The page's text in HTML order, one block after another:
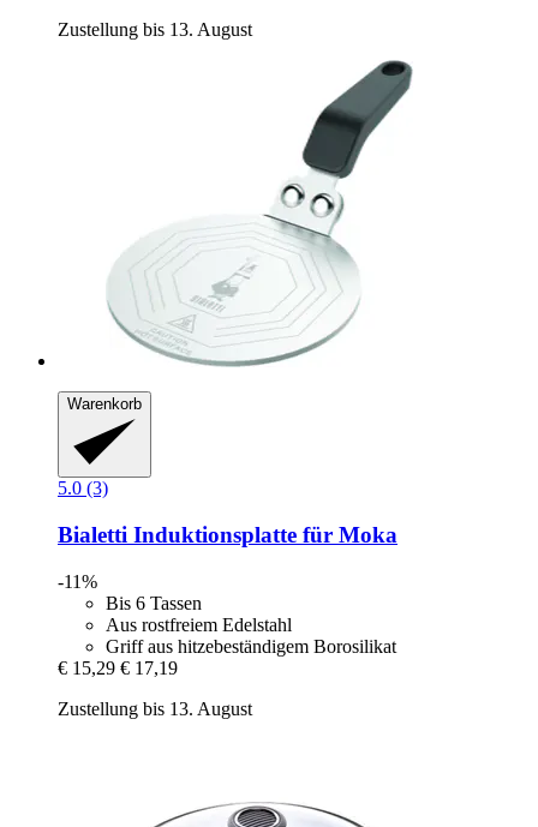
Zustellung bis 13. August
Warenkorb
5.0 (3)
Bialetti Induktionsplatte für Moka
-11%
Bis 6 Tassen
Aus rostfreiem Edelstahl
Griff aus hitzebeständigem Borosilikat
€ 15,29 € 17,19
Zustellung bis 13. August